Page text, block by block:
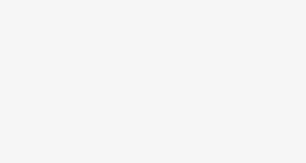
代剧本的声音系统呢？声音也是